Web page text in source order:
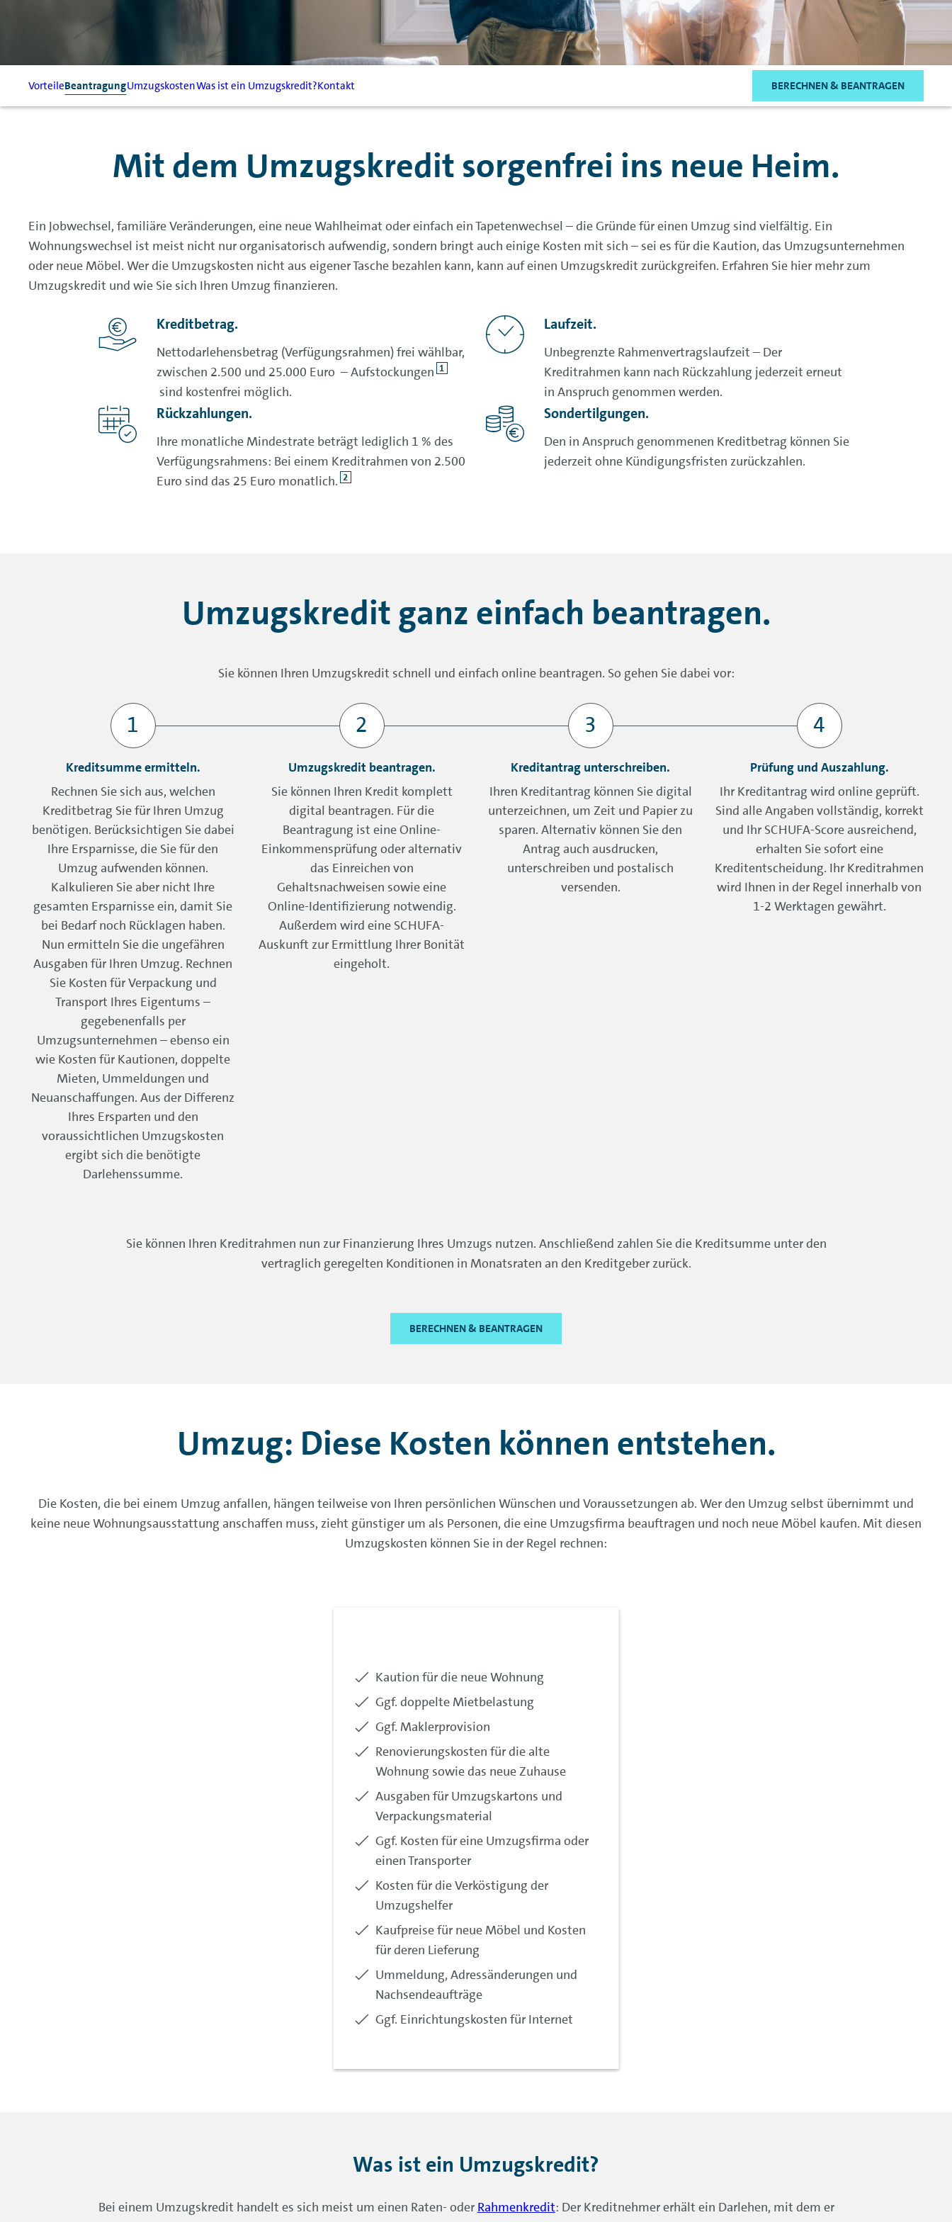
VorteileBeantragungUmzugskostenWas ist ein Umzugskredit?Kontakt BERECHNEN & BEANTRAGEN
Mit dem Umzugskredit sorgenfrei ins neue Heim.
Ein Jobwechsel, familiäre Veränderungen, eine neue Wahlheimat oder einfach ein Tapetenwechsel – die Gründe für einen Umzug sind vielfältig. Ein
Wohnungswechsel ist meist nicht nur organisatorisch aufwendig, sondern bringt auch einige Kosten mit sich – sei es für die Kaution, das Umzugsunternehmen
oder neue Möbel. Wer die Umzugskosten nicht aus eigener Tasche bezahlen kann, kann auf einen Umzugskredit zurückgreifen. Erfahren Sie hier mehr zum
Umzugskredit und wie Sie sich Ihren Umzug finanzieren.
Kreditbetrag.
Nettodarlehensbetrag (Verfügungsrahmen) frei wählbar,
zwischen 2.500 und 25.000 Euro – Aufstockungen 1
sind kostenfrei möglich.
Laufzeit.
Unbegrenzte Rahmenvertragslaufzeit – Der
Kreditrahmen kann nach Rückzahlung jederzeit erneut
in Anspruch genommen werden.
Rückzahlungen.
Ihre monatliche Mindestrate beträgt lediglich 1 % des
Verfügungsrahmens: Bei einem Kreditrahmen von 2.500
Euro sind das 25 Euro monatlich. 2
Sondertilgungen.
Den in Anspruch genommenen Kreditbetrag können Sie
jederzeit ohne Kündigungsfristen zurückzahlen.
Umzugskredit ganz einfach beantragen.
Sie können Ihren Umzugskredit schnell und einfach online beantragen. So gehen Sie dabei vor:
Kreditsumme ermitteln.
Rechnen Sie sich aus, welchen
Kreditbetrag Sie für Ihren Umzug
benötigen. Berücksichtigen Sie dabei
Ihre Ersparnisse, die Sie für den
Umzug aufwenden können.
Kalkulieren Sie aber nicht Ihre
gesamten Ersparnisse ein, damit Sie
bei Bedarf noch Rücklagen haben.
Nun ermitteln Sie die ungefähren
Ausgaben für Ihren Umzug. Rechnen
Sie Kosten für Verpackung und
Transport Ihres Eigentums –
gegebenenfalls per
Umzugsunternehmen – ebenso ein
wie Kosten für Kautionen, doppelte
Mieten, Ummeldungen und
Neuanschaffungen. Aus der Differenz
Ihres Ersparten und den
voraussichtlichen Umzugskosten
ergibt sich die benötigte
Darlehenssumme.
Umzugskredit beantragen.
Sie können Ihren Kredit komplett
digital beantragen. Für die
Beantragung ist eine Online-
Einkommensprüfung oder alternativ
das Einreichen von
Gehaltsnachweisen sowie eine
Online-Identifizierung notwendig.
Außerdem wird eine SCHUFA-
Auskunft zur Ermittlung Ihrer Bonität
eingeholt.
Kreditantrag unterschreiben.
Ihren Kreditantrag können Sie digital
unterzeichnen, um Zeit und Papier zu
sparen. Alternativ können Sie den
Antrag auch ausdrucken,
unterschreiben und postalisch
versenden.
Prüfung und Auszahlung.
Ihr Kreditantrag wird online geprüft.
Sind alle Angaben vollständig, korrekt
und Ihr SCHUFA-Score ausreichend,
erhalten Sie sofort eine
Kreditentscheidung. Ihr Kreditrahmen
wird Ihnen in der Regel innerhalb von
1-2 Werktagen gewährt.
Sie können Ihren Kreditrahmen nun zur Finanzierung Ihres Umzugs nutzen. Anschließend zahlen Sie die Kreditsumme unter den
vertraglich geregelten Konditionen in Monatsraten an den Kreditgeber zurück.
BERECHNEN & BEANTRAGEN
Umzug: Diese Kosten können entstehen.
Die Kosten, die bei einem Umzug anfallen, hängen teilweise von Ihren persönlichen Wünschen und Voraussetzungen ab. Wer den Umzug selbst übernimmt und
keine neue Wohnungsausstattung anschaffen muss, zieht günstiger um als Personen, die eine Umzugsfirma beauftragen und noch neue Möbel kaufen. Mit diesen
Umzugskosten können Sie in der Regel rechnen:
inkludiert:
Kaution für die neue Wohnung
inkludiert:
Ggf. doppelte Mietbelastung
inkludiert:
Ggf. Maklerprovision
inkludiert:
Renovierungskosten für die alte
Wohnung sowie das neue Zuhause
inkludiert:
Ausgaben für Umzugskartons und
Verpackungsmaterial
inkludiert:
Ggf. Kosten für eine Umzugsfirma oder
einen Transporter
inkludiert:
Kosten für die Verköstigung der
Umzugshelfer
inkludiert:
Kaufpreise für neue Möbel und Kosten
für deren Lieferung
inkludiert:
Ummeldung, Adressänderungen und
Nachsendeaufträge
inkludiert:
Ggf. Einrichtungskosten für Internet
Was ist ein Umzugskredit?
Bei einem Umzugskredit handelt es sich meist um einen Raten- oder Rahmenkredit: Der Kreditnehmer erhält ein Darlehen, mit dem er